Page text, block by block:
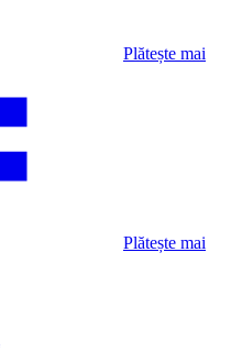
Plătește mai
Plătește mai